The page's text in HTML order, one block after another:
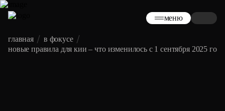
меню
главная
в фокусе
новые правила для кии – что изменилось с 1 сентября 2025